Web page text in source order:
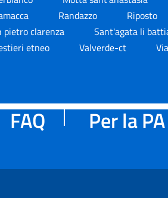
Randazzo Riposto
pietro clarenza
Sant'agata li
etneo Valverde-ct
FAQ Per la PA